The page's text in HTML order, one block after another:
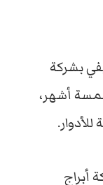
بشركة
أشهر،
شركة أبراج